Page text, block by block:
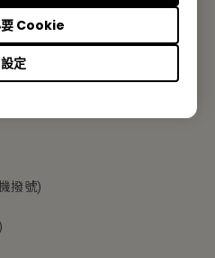
設定
要 Cookie
台灣區
撥號)